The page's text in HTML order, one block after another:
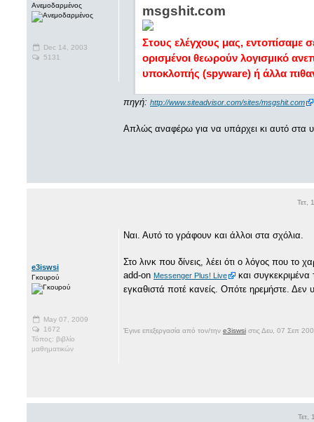
Ανεμοδαρμένος
Dec 14, 2003
5131
msgshit.com
Στους ελέγχους μας, εντοπίσαμε
ορισμένοι θεωρούν λογισμικό
υποκλοπής (spyware) ή άλλα
πηγή: http://www.siteadvisor.com/sites/msgshit.com
Απλώς αναφέρω για να υπάρχει κι αυτό στα
Τετ,
e3iswsi
Γκουρού
May 07, 2009
1672
Τόπος: βιβλίο
μαθηματικών
Ναι. Αυτό το γράφουν και άλλοι στα σχόλια.
Στο λινκ που δίνεις, λέει ότι ο λόγος που το
add-on Messenger Plus! Live
και
εγκαθιστά ποτέ κανείς. Οπότε ηρεμήστε.
Έγινε επεξεργασία από τον/την e3iswsi στις Δευ, 07 Σεπ
Τετ,